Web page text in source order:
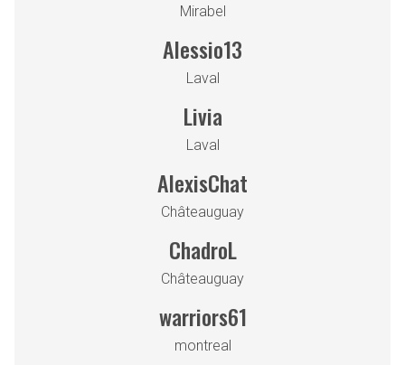
Mirabel
Alessio13
Laval
Livia
Laval
AlexisChat
Châteauguay
ChadroL
Châteauguay
warriors61
montreal